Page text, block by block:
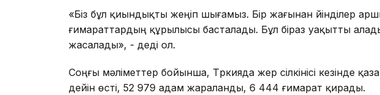
«Біз бұл қиындықты жеңіп шығамыз. Бір жағынан үйінділер
ғимараттардың құрылысы басталады. Бұл біраз уақытты алады,
жасалады», - деді ол.
Соңғы мәліметтер бойынша, Түркияда жер сілкінісі кезінде
дейін өсті, 52 979 адам жараланды, 6 444 ғимарат қирады.